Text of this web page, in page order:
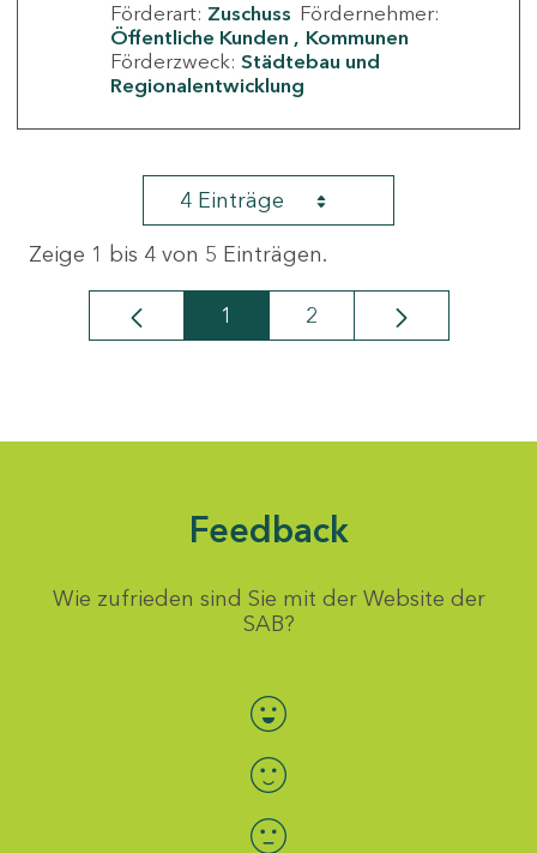
Förderart: Zuschuss Fördernehmer:
Öffentliche Kunden
Kommunen
Förderzweck: Städtebau und
Regionalentwicklung
4 Einträge
Zeige 1 bis 4 von 5 Einträgen.
Seite
1 Seite
2
Feedback
Wie zufrieden sind Sie mit der Website der
SAB?
Bewertung auswählen